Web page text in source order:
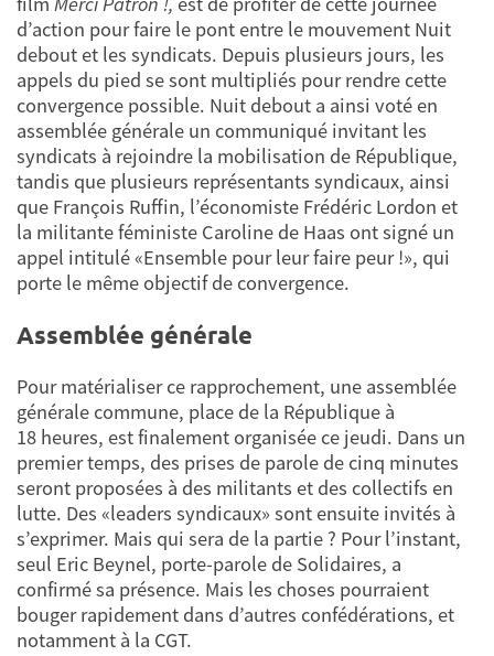
d’action pour faire le pont entre le mouvement Nuit
debout et les syndicats. Depuis plusieurs jours, les
appels du pied se sont multipliés pour rendre cette
convergence possible. Nuit debout a ainsi voté en
assemblée générale un communiqué invitant les
syndicats à rejoindre la mobilisation de République,
tandis que plusieurs représentants syndicaux, ainsi
que François Ruffin, l’économiste Frédéric Lordon et
la militante féministe Caroline de Haas ont signé un
appel intitulé «Ensemble pour leur faire peur !», qui
porte le même objectif de convergence.
Assemblée générale
Pour matérialiser ce rapprochement, une assemblée
générale commune, place de la République à
18 heures, est finalement organisée ce jeudi. Dans un
premier temps, des prises de parole de cinq minutes
seront proposées à des militants et des collectifs en
lutte. Des «leaders syndicaux» sont ensuite invités à
s’exprimer. Mais qui sera de la partie ? Pour l’instant,
seul Eric Beynel, porte-parole de Solidaires, a
confirmé sa présence. Mais les choses pourraient
bouger rapidement dans d’autres confédérations, et
notamment à la CGT.